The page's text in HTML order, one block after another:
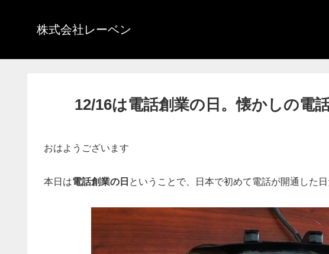
株式会社レーベン
12/16は電話創業の日。懐かしの電
おはようございます
本日は電話創業の日 ということで、日本で初めて電話が開通した日